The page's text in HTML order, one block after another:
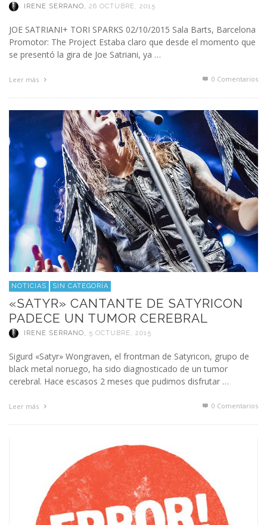
IRENE SERRANO, 26 OCTUBRE, 2015
JOE SATRIANI+ TORI SPARKS 02/10/2015 Sala Barts, Barcelona
Promotor: The Project Estaba claro que desde el momento que
se presentó la gira de Joe Satriani, ya …
Leer más 0 Comentarios
NOTICIAS SIN CATEGORÍA
«SATYR» CANTANTE DE SATYRICON
PADECE UN TUMOR CEREBRAL
IRENE SERRANO, 5 OCTUBRE, 2015
Sigurd «Satyr» Wongraven, el frontman de Satyricon, grupo de
black metal noruego, ha sido diagnosticado de un tumor
cerebral. Hace escasos 2 meses que pudimos disfrutar …
Leer más 0 Comentarios